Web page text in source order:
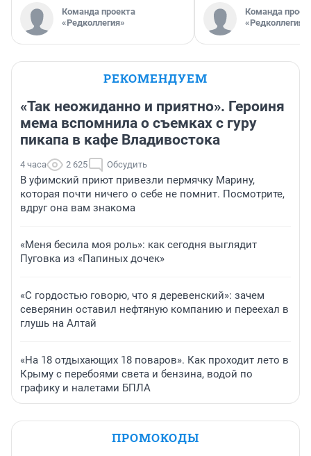
Команда проекта
«Редколлегия»
Команда
«Редколлегия»
РЕКОМЕНДУЕМ
«Так неожиданно и приятно». Героиня
мема вспомнила о съемках с гуру
пикапа в кафе Владивостока
4 часа 2 625 Обсудить
В уфимский приют привезли пермячку Марину,
которая почти ничего о себе не помнит. Посмотрите,
вдруг она вам знакома
«Меня бесила моя роль»: как сегодня выглядит
Пуговка из «Папиных дочек»
«С гордостью говорю, что я деревенский»: зачем
северянин оставил нефтяную компанию и переехал в
глушь на Алтай
«На 18 отдыхающих 18 поваров». Как проходит лето в
Крыму с перебоями света и бензина, водой по
графику и налетами БПЛА
ПРОМОКОДЫ